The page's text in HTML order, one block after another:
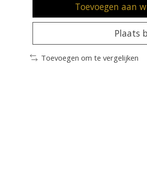
Toevoegen aan
Plaats
Toevoegen om te vergelijken